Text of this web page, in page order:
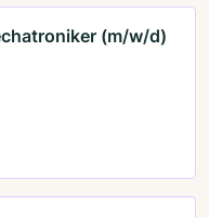
(m/w/d)